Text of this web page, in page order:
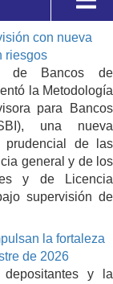
con nueva
riesgos
de Bancos de
la Metodología
para Bancos
una nueva
prudencial de las
general y de los
y de Licencia
supervisión de
la fortaleza
de 2026
y la